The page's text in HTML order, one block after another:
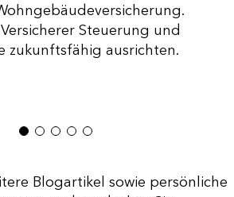
Steuerung und
zukunftsfähig ausrichten.
1 2 3 4 5
Blogartikel sowie persönliche